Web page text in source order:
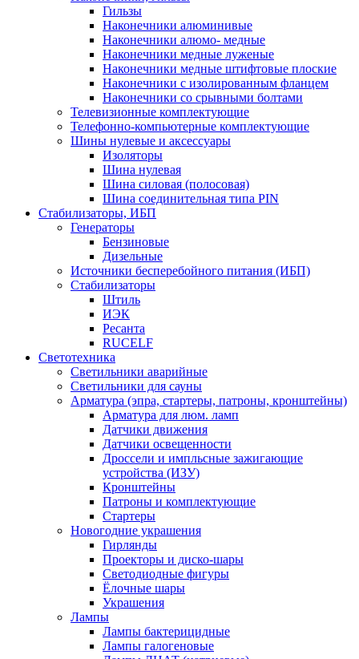
Гильзы
Наконечники алюминивые
Наконечники алюмо- медные
Наконечники медные луженые
Наконечники медные штифтовые плоские
Наконечники с изолированным фланцем
Наконечники со срывными болтами
Телевизионные комплектующие
Телефонно-компьютерные комплектующие
Шины нулевые и аксессуары
Изоляторы
Шина нулевая
Шина силовая (полосовая)
Шина соединительная типа PIN
Стабилизаторы, ИБП
Генераторы
Бензиновые
Дизельные
Источники бесперебойного питания (ИБП)
Стабилизаторы
Штиль
ИЭК
Ресанта
RUCELF
Светотехника
Светильники аварийные
Светильники для сауны
Арматура (эпра, стартеры, патроны, кронштейны)
Арматура для люм. ламп
Датчики движения
Датчики освещенности
Дроссели и импльсные зажигающие
устройства (ИЗУ)
Кронштейны
Патроны и комплектующие
Стартеры
Новогодние украшения
Гирлянды
Проекторы и диско-шары
Светодиодные фигуры
Ёлочные шары
Украшения
Лампы
Лампы бактерицидные
Лампы галогеновые